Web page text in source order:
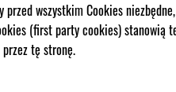
wszystkim Cookies
(first party cookies) stanowią
tę stronę.